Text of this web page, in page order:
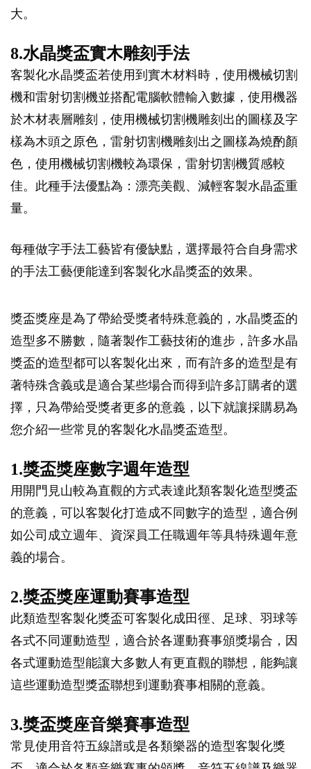
大。
8.水晶獎盃實木雕刻手法
客製化水晶獎盃若使用到實木材料時，使用機械切割
機和雷射切割機並搭配電腦軟體輸入數據，使用機器
於木材表層雕刻，使用機械切割機雕刻出的圖樣及字
樣為木頭之原色，雷射切割機雕刻出之圖樣為燒酌顏
色，使用機械切割機較為環保，雷射切割機質感較
佳。此種手法優點為：漂亮美觀、減輕客製水晶盃重
量。
每種做字手法工藝皆有優缺點，選擇最符合自身需求
的手法工藝便能達到客製化水晶獎盃的效果。
獎盃獎座是為了帶給受獎者特殊意義的，水晶獎盃的
造型多不勝數，隨著製作工藝技術的進步，許多水晶
獎盃的造型都可以客製化出來，而有許多的造型是有
著特殊含義或是適合某些場合而得到許多訂購者的選
擇，只為帶給受獎者更多的意義，以下就讓採購易為
您介紹一些常見的客製化水晶獎盃造型。
1.獎盃獎座數字週年造型
用開門見山較為直觀的方式表達此類客製化造型獎盃
的意義，可以客製化打造成不同數字的造型，適合例
如公司成立週年、資深員工任職週年等具特殊週年意
義的場合。
2.獎盃獎座運動賽事造型
此類造型客製化獎盃可客製化成田徑、足球、羽球等
各式不同運動造型，適合於各運動賽事頒獎場合，因
各式運動造型能讓大多數人有更直觀的聯想，能夠讓
這些運動造型獎盃聯想到運動賽事相關的意義。
3.獎盃獎座音樂賽事造型
常見使用音符五線譜或是各類樂器的造型客製化獎